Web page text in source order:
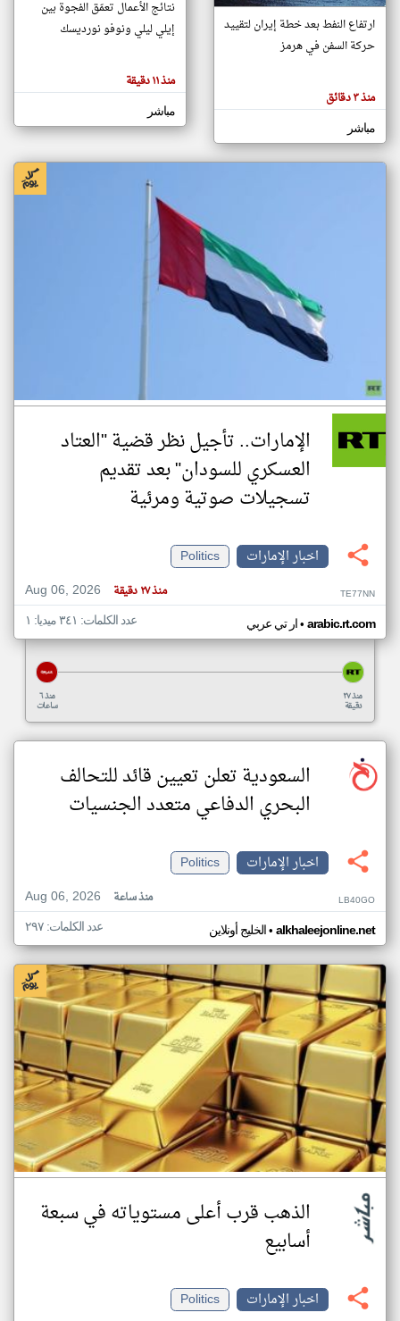
مصادر الأخبار من الإمارات
اخبار الإمارات على مدار الساعة
أهم اخبار الإمارات العاجلة والمباشرة
المقالات
الموجوده
هنا عن
وجهة
كاتبيها.
ارتفاع النفط بعد خطة إيران لتقييد
حركة السفن في هرمز
منذ ٣ دقائق
مباشر
نتائج الأعمال تعمّق الفجوة بين
إيلي ليلي ونوفو نورديسك
منذ ١١ دقيقة
مباشر
الإمارات.. تأجيل نظر قضية "العتاد
العسكري للسودان" بعد تقديم
تسجيلات صوتية ومرئية
اخبار الإمارات
Politics
Aug 06, 2026
منذ ٢٧ دقيقة TE77NN
ار تي عربي• arabic.rt.com عدد الكلمات: ٣٤١ ميديا: ١
منذ ٦
ساعات
منذ ٢٧
دقيقة
السعودية تعلن تعيين قائد للتحالف
البحري الدفاعي متعدد الجنسيات
اخبار الإمارات
Politics
Aug 06, 2026
منذ ساعة LB40GO
الخليج أونلاين• alkhaleejonline.net عدد الكلمات: ٢٩٧
الذهب قرب أعلى مستوياته في سبعة
أسابيع
اخبار الإمارات
Politics
klyoum.com